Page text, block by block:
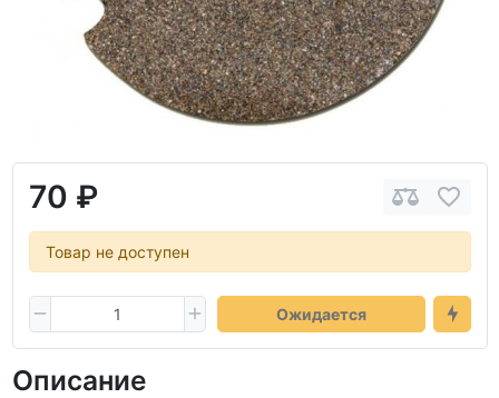
70 ₽
Товар не доступен
Ожидается
Описание